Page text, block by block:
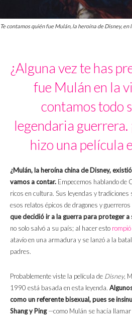
Te contamos quién fue Mulán, la heroína de Disney,
¿Alguna vez te has
fue Mulán en la
contamos todo
legendaria guerrera.
hizo una película
¿Mulán, la heroína china de Disney,
vamos a contar. Empecemos hablando de
ricos en cultura. Sus leyendas y
esos relatos épicos de dragones y
que decidió ir a la guerra para proteger a
no solo salvó a su país; al hacer esto
atavío en una armadura y se lanzó a la
padres.
Probablemente viste la película de Disney,
1990 está basada en esta leyenda.
como un referente bisexual, pues se
Shang y Ping—como Mulán se hacía llamar